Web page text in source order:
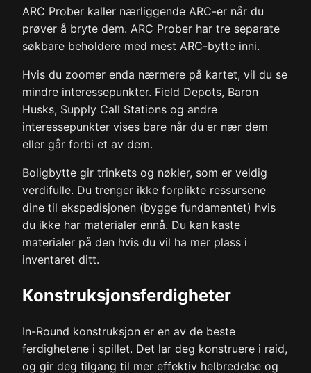
ARC Prober kaller nærliggende ARC-er når du
prøver å bryte dem. ARC Prober har tre separate
søkbare beholdere med mest ARC-bytte inni.
Hvis du zoomer enda nærmere på kartet, vil du se
mindre interessepunkter. Field Depots, Baron
Husks, Supply Call Stations og andre
interessepunkter vises bare når du er nær dem
eller går forbi et av dem.
Boligbytte gir trinkets og nøkler, som er veldig
verdifulle. Du trenger ikke forplikte ressursene
dine til ekspedisjonen (bygge fundamentet) hvis
du ikke har materialer ennå. Du kan kaste
materialer på den hvis du vil ha mer plass i
inventaret ditt.
Konstruksjonsferdigheter
In-Round konstruksjon er en av de beste
ferdighetene i spillet. Det lar deg konstruere i raid,
og gir deg tilgang til mer effektiv helbredelse og